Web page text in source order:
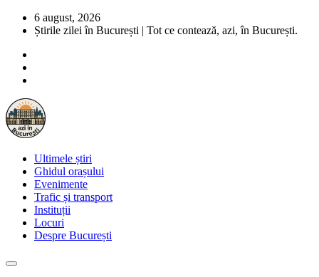
6 august, 2026
Știrile zilei în București | Tot ce contează, azi, în București.
Ultimele știri
Ghidul orașului
Evenimente
Trafic și transport
Instituții
Locuri
Despre București